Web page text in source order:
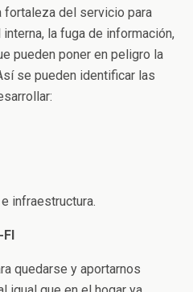
fortaleza del servicio para
la fuga de información,
pueden poner en peligro la
se pueden identificar las
infraestructura.
FI
quedarse y aportarnos